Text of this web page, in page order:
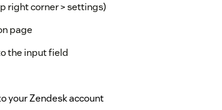
right corner > settings)
page
the input field
your Zendesk account